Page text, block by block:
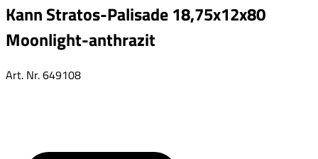
Kann Stratos-Palisade 18,75x12x80
Moonlight-anthrazit
Art. Nr.649108